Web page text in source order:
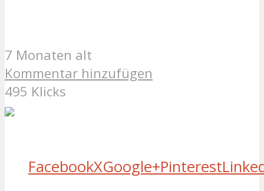
7 Monaten alt
Kommentar hinzufügen
495 Klicks
FacebookXGoogle+Pinterest